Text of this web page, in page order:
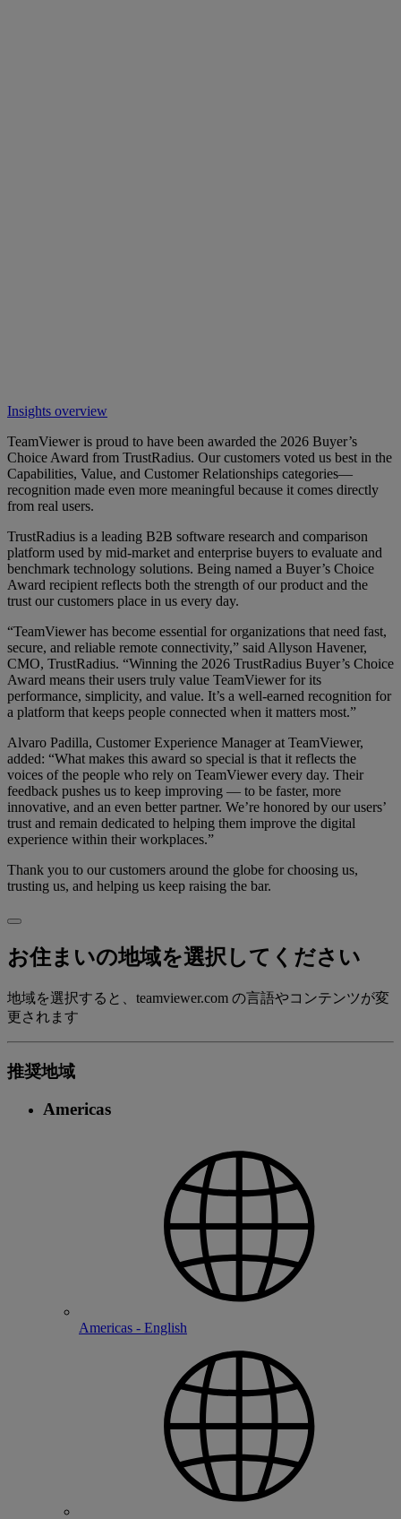
Insights overview
TeamViewer is proud to have been awarded the 2026 Buyer’s
Choice Award from TrustRadius. Our customers voted us best in the
Capabilities, Value, and Customer Relationships categories—
recognition made even more meaningful because it comes directly
from real users.
TrustRadius is a leading B2B software research and comparison
platform used by mid-market and enterprise buyers to evaluate and
benchmark technology solutions. Being named a Buyer’s Choice
Award recipient reflects both the strength of our product and the
trust our customers place in us every day.
“TeamViewer has become essential for organizations that need fast,
secure, and reliable remote connectivity,” said Allyson Havener,
CMO, TrustRadius. “Winning the 2026 TrustRadius Buyer’s Choice
Award means their users truly value TeamViewer for its
performance, simplicity, and value. It’s a well-earned recognition for
a platform that keeps people connected when it matters most.”
Alvaro Padilla, Customer Experience Manager at TeamViewer,
added: “What makes this award so special is that it reflects the
voices of the people who rely on TeamViewer every day. Their
feedback pushes us to keep improving — to be faster, more
innovative, and an even better partner. We’re honored by our users’
trust and remain dedicated to helping them improve the digital
experience within their workplaces.”
Thank you to our customers around the globe for choosing us,
trusting us, and helping us keep raising the bar.
お住まいの地域を選択してください
地域を選択すると、teamviewer.com の言語やコンテンツが変
更されます
推奨地域
Americas
Americas - English